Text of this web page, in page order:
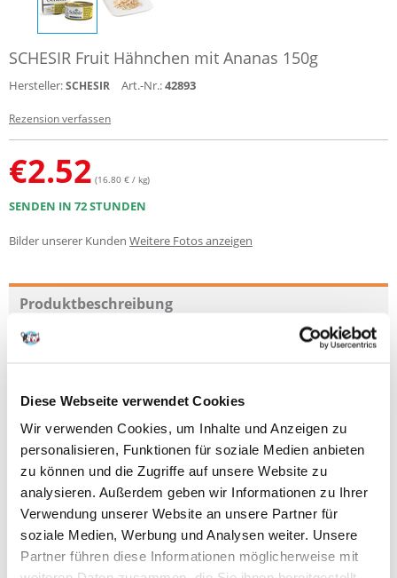
Diese Webseite verwendet Cookies
Wir verwenden Cookies, um Inhalte und Anzeigen zu
personalisieren, Funktionen für soziale Medien anbieten
zu können und die Zugriffe auf unsere Website zu
analysieren. Außerdem geben wir Informationen zu Ihrer
Verwendung unserer Website an unsere Partner für
soziale Medien, Werbung und Analysen weiter. Unsere
Partner führen diese Informationen möglicherweise mit
SCHESIR Fruit Hähnchen mit Ananas 150g
Hersteller:SCHESIR Art.-Nr.:42893
Rezension verfassen
€2.52 (16.80 € / kg)
SENDEN IN 72 STUNDEN
Bilder unserer Kunden Weitere Fotos anzeigen
Produktbeschreibung
SCHESIR Huhn mit Ananas 150G
Ein Rezept auf der Basis von Hähnchenfilets mit Ananasstücken, einer
schmackhafte und originelle Mahlzeit, zubereitet in einem einladenden
Gelee.
Hähnchen mit köstlichem Ananasscheiben-Topping
100 % natürliche Inhaltsstoffe
gedämpft
ohne Zusatz von Konservierungs- und Farbstoffen
100 % recycelbare Verpackung (Stahldose; Papieretikett)